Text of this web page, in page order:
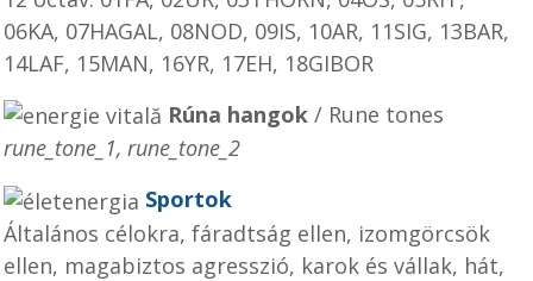
06KA, 07HAGAL, 08NOD, 09IS, 10AR, 11SIG, 13BAR,
14LAF, 15MAN, 16YR, 17EH, 18GIBOR
Rúna hangok / Rune tones
rune_tone_1, rune_tone_2
Sportok
Általános célokra, fáradtság ellen, izomgörcsök
ellen, magabiztos agresszió, karok és vállak, hát,